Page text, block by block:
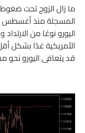
ما زال الزوج تحت
المسجلة منذ أغسطس
اليورو نوعًا من
الأمريكية غدًا بشكل
قد يتعافى اليورو نحو